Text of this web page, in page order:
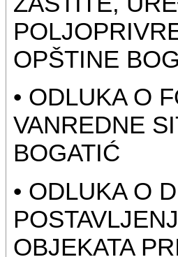
OPŠTINE
• ODLUKA O
VANREDNE
BOGATIĆ
• ODLUKA O
OBJEKATA